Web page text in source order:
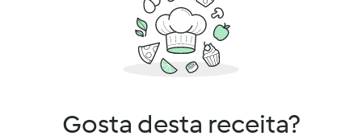
Gosta desta receita?